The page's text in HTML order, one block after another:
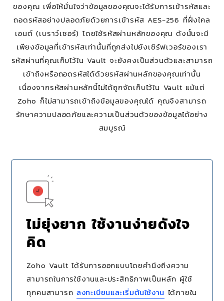
ของคุณ เพื่อให้มั่นใจว่าข้อมูลของคุณจะได้รับการเข้ารหัสและ
ถอดรหัสอย่างปลอดภัยด้วยการเข้ารหัส AES-256 ที่ฝั่งไคล
เอนต์ (เบราว์เซอร์) โดยใช้รหัสผ่านหลักของคุณ ดังนั้นจะมี
เพียงข้อมูลที่เข้ารหัสเท่านั้นที่ถูกส่งไปยังเซิร์ฟเวอร์ของเรา
รหัสผ่านที่คุณเก็บไว้ใน Vault จะยังคงเป็นส่วนตัวและสามารถ
เข้าถึงหรือถอดรหัสได้ด้วยรหัสผ่านหลักของคุณเท่านั้น
เนื่องจากรหัสผ่านหลักนี้ไม่ได้ถูกจัดเก็บไว้ใน Vault แม้แต่
Zoho ก็ไม่สามารถเข้าถึงข้อมูลของคุณได้ คุณจึงสามารถ
รักษาความปลอดภัยและความเป็นส่วนตัวของข้อมูลได้อย่าง
สมบูรณ์
ไม่ยุ่งยาก ใช้งานง่ายดังใจ
คิด
Zoho Vault ได้รับการออกแบบโดยคำนึงถึงความ
สามารถในการใช้งานและประสิทธิภาพเป็นหลัก ผู้ใช้
ทุกคนสามารถลงทะเบียนและเริ่มต้นใช้งาน ได้ภายใน